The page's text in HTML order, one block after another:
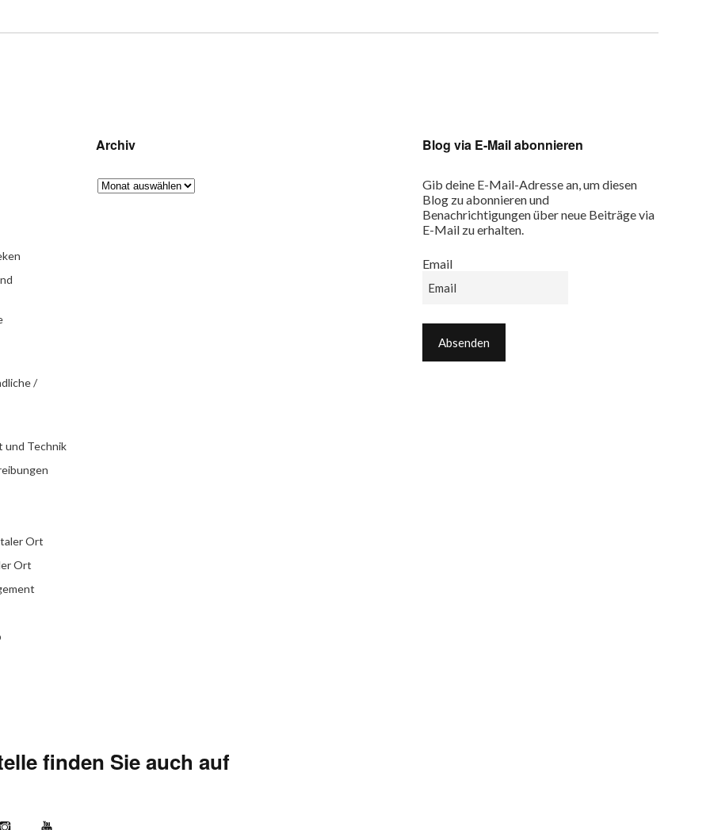
/
und Technik
Ort
Ort
Archiv Blog via E-Mail abonnieren
Gib deine E-Mail-Adresse an, um diesen
Blog zu abonnieren und
Benachrichtigungen über neue Beiträge via
E-Mail zu erhalten.
Email
finden Sie auch auf